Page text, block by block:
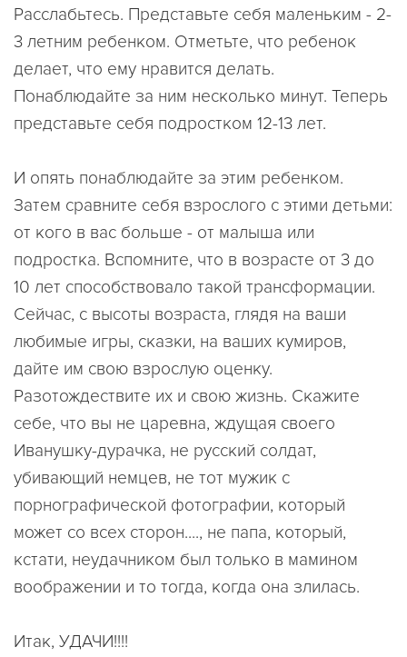
Расслабьтесь. Представьте себя маленьким - 2-
3 летним ребенком. Отметьте, что ребенок
делает, что ему нравится делать.
Понаблюдайте за ним несколько минут. Теперь
представьте себя подростком 12-13 лет.
И опять понаблюдайте за этим ребенком.
Затем сравните себя взрослого с этими детьми:
от кого в вас больше - от малыша или
подростка. Вспомните, что в возрасте от 3 до
10 лет способствовало такой трансформации.
Сейчас, с высоты возраста, глядя на ваши
любимые игры, сказки, на ваших кумиров,
дайте им свою взрослую оценку.
Разотождествите их и свою жизнь. Скажите
себе, что вы не царевна, ждущая своего
Иванушку-дурачка, не русский солдат,
убивающий немцев, не тот мужик с
порнографической фотографии, который
может со всех сторон...., не папа, который,
кстати, неудачником был только в мамином
воображении и то тогда, когда она злилась.
Итак, УДАЧИ!!!!